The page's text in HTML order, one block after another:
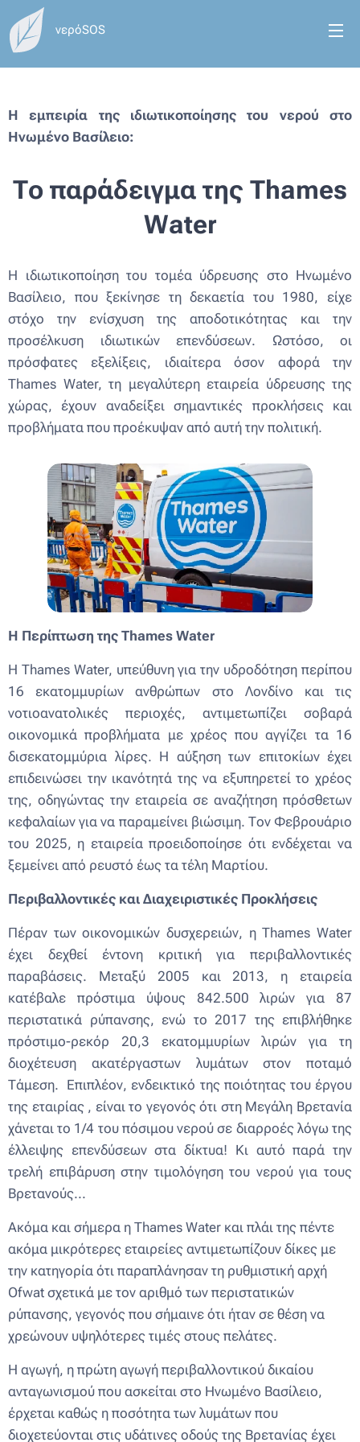
νερόSOS
Η εμπειρία της ιδιωτικοποίησης του νερού στο
Ηνωμένο Βασίλειο:
Το παράδειγμα της Thames
Water
Η ιδιωτικοποίηση του τομέα ύδρευσης στο Ηνωμένο
Βασίλειο, που ξεκίνησε τη δεκαετία του 1980, είχε
στόχο την ενίσχυση της αποδοτικότητας και την
προσέλκυση ιδιωτικών επενδύσεων. Ωστόσο, οι
πρόσφατες εξελίξεις, ιδιαίτερα όσον αφορά την
Thames Water, τη μεγαλύτερη εταιρεία ύδρευσης της
χώρας, έχουν αναδείξει σημαντικές προκλήσεις και
προβλήματα που προέκυψαν από αυτή την πολιτική.
Η Περίπτωση της Thames Water
Η Thames Water, υπεύθυνη για την υδροδότηση περίπου
16 εκατομμυρίων ανθρώπων στο Λονδίνο και τις
νοτιοανατολικές περιοχές, αντιμετωπίζει σοβαρά
οικονομικά προβλήματα με χρέος που αγγίζει τα 16
δισεκατομμύρια λίρες. Η αύξηση των επιτοκίων έχει
επιδεινώσει την ικανότητά της να εξυπηρετεί το χρέος
της, οδηγώντας την εταιρεία σε αναζήτηση πρόσθετων
κεφαλαίων για να παραμείνει βιώσιμη. Τον Φεβρουάριο
του 2025, η εταιρεία προειδοποίησε ότι ενδέχεται να
ξεμείνει από ρευστό έως τα τέλη Μαρτίου.
Περιβαλλοντικές και Διαχειριστικές Προκλήσεις
Πέραν των οικονομικών δυσχερειών, η Thames Water
έχει δεχθεί έντονη κριτική για περιβαλλοντικές
παραβάσεις. Μεταξύ 2005 και 2013, η εταιρεία
κατέβαλε πρόστιμα ύψους 842.500 λιρών για 87
περιστατικά ρύπανσης, ενώ το 2017 της επιβλήθηκε
πρόστιμο-ρεκόρ 20,3 εκατομμυρίων λιρών για τη
διοχέτευση ακατέργαστων λυμάτων στον ποταμό
Τάμεση. Επιπλέον, ενδεικτικό της ποιότητας του έργου
της εταιρίας , είναι το γεγονός ότι στη Μεγάλη Βρετανία
χάνεται το 1/4 του πόσιμου νερού σε διαρροές λόγω της
έλλειψης επενδύσεων στα δίκτυα! Κι αυτό παρά την
τρελή επιβάρυση στην τιμολόγηση του νερού για τους
Βρετανούς...
Ακόμα και σήμερα η Thames Water και πλάι της πέντε
ακόμα μικρότερες εταιρείες αντιμετωπίζουν δίκες με
την κατηγορία ότι παραπλάνησαν τη ρυθμιστική αρχή
Ofwat σχετικά με τον αριθμό των περιστατικών
ρύπανσης, γεγονός που σήμαινε ότι ήταν σε θέση να
χρεώνουν υψηλότερες τιμές στους πελάτες.
Η αγωγή, η πρώτη αγωγή περιβαλλοντικού δικαίου
ανταγωνισμού που ασκείται στο Ηνωμένο Βασίλειο,
έρχεται καθώς η ποσότητα των λυμάτων που
διοχετεύονται στις υδάτινες οδούς της Βρετανίας έχει